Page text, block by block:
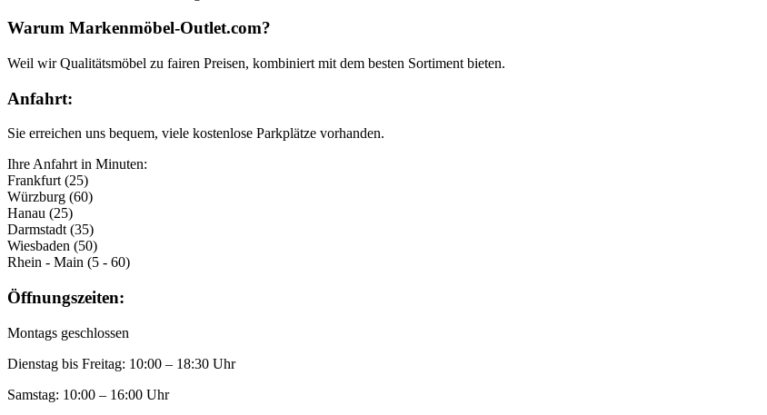
Warum Markenmöbel-Outlet.com?
Weil wir Qualitätsmöbel zu fairen Preisen, kombiniert mit dem besten Sortiment bieten.
Anfahrt:
Sie erreichen uns bequem, viele kostenlose Parkplätze vorhanden.
Ihre Anfahrt in Minuten:
Frankfurt (25)
Würzburg (60)
Hanau (25)
Darmstadt (35)
Wiesbaden (50)
Rhein - Main (5 - 60)
Öffnungszeiten:
Montags geschlossen
Dienstag bis Freitag: 10:00 – 18:30 Uhr
Samstag: 10:00 – 16:00 Uhr